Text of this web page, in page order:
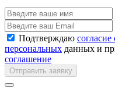
Подтверждаю
персональных данных и
соглашение
Отправить заявку